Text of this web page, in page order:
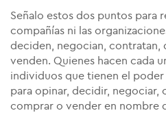
Señalo estos dos puntos para
compañías ni las
deciden, negocian, contratan,
venden. Quienes hacen cada
individuos que tienen el
para opinar, decidir, negociar,
comprar o vender en nombre